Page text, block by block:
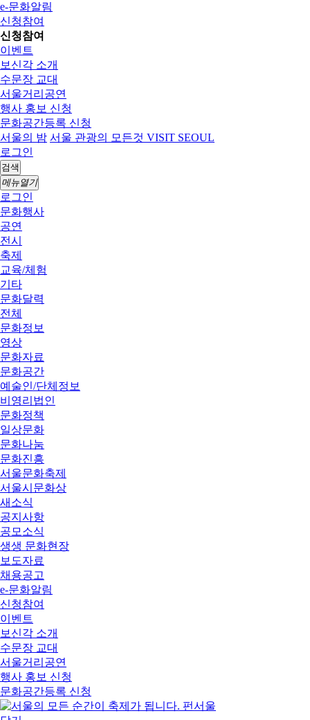
e-문화알림
신청참여
신청참여
이벤트
보신각 소개
수문장 교대
서울거리공연
행사 홍보 신청
문화공간등록 신청
서울의 밤 서울 관광의 모든것 VISIT SEOUL
로그인
검색
메뉴열기
로그인
문화행사
공연
전시
축제
교육/체험
기타
문화달력
전체
문화정보
영상
문화자료
문화공간
예술인/단체정보
비영리법인
문화정책
일상문화
문화나눔
문화진흥
서울문화축제
서울시문화상
새소식
공지사항
공모소식
생생 문화현장
보도자료
채용공고
e-문화알림
신청참여
이벤트
보신각 소개
수문장 교대
서울거리공연
행사 홍보 신청
문화공간등록 신청